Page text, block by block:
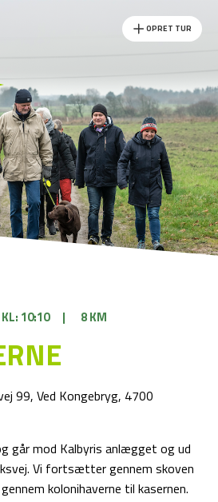
OPRET TUR
KL: 10:10 | 8 KM
99, Ved Kongebryg, 4700
går mod Kalbyris anlægget og ud
Vi fortsætter gennem skoven
kolonihaverne til kasernen.